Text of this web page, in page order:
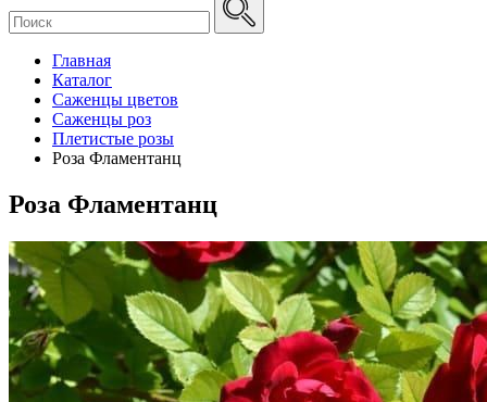
Главная
Каталог
Саженцы цветов
Саженцы роз
Плетистые розы
Роза Фламентанц
Роза Фламентанц